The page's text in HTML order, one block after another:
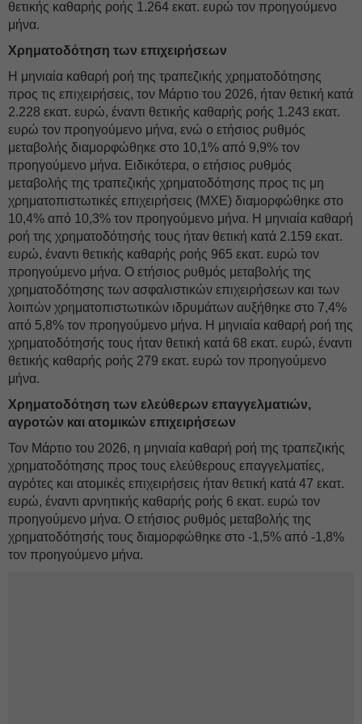
θετικής καθαρής ροής 1.264 εκατ. ευρώ τον προηγούμενο
μήνα.
Χρηματοδότηση των επιχειρήσεων
Η μηνιαία καθαρή ροή της τραπεζικής χρηματοδότησης
προς τις επιχειρήσεις, τον Μάρτιο του 2026, ήταν θετική κατά
2.228 εκατ. ευρώ, έναντι θετικής καθαρής ροής 1.243 εκατ.
ευρώ τον προηγούμενο μήνα, ενώ ο ετήσιος ρυθμός
μεταβολής διαμορφώθηκε στο 10,1% από 9,9% τον
προηγούμενο μήνα. Ειδικότερα, ο ετήσιος ρυθμός
μεταβολής της τραπεζικής χρηματοδότησης προς τις μη
χρηματοπιστωτικές επιχειρήσεις (ΜΧΕ) διαμορφώθηκε στο
10,4% από 10,3% τον προηγούμενο μήνα. Η μηνιαία καθαρή
ροή της χρηματοδότησής τους ήταν θετική κατά 2.159 εκατ.
ευρώ, έναντι θετικής καθαρής ροής 965 εκατ. ευρώ τον
προηγούμενο μήνα. Ο ετήσιος ρυθμός μεταβολής της
χρηματοδότησης των ασφαλιστικών επιχειρήσεων και των
λοιπών χρηματοπιστωτικών ιδρυμάτων αυξήθηκε στο 7,4%
από 5,8% τον προηγούμενο μήνα. Η μηνιαία καθαρή ροή της
χρηματοδότησής τους ήταν θετική κατά 68 εκατ. ευρώ, έναντι
θετικής καθαρής ροής 279 εκατ. ευρώ τον προηγούμενο
μήνα.
Χρηματοδότηση των ελεύθερων επαγγελματιών,
αγροτών και ατομικών επιχειρήσεων
Τον Μάρτιο του 2026, η μηνιαία καθαρή ροή της τραπεζικής
χρηματοδότησης προς τους ελεύθερους επαγγελματίες,
αγρότες και ατομικές επιχειρήσεις ήταν θετική κατά 47 εκατ.
ευρώ, έναντι αρνητικής καθαρής ροής 6 εκατ. ευρώ τον
προηγούμενο μήνα. Ο ετήσιος ρυθμός μεταβολής της
χρηματοδότησής τους διαμορφώθηκε στο -1,5% από -1,8%
τον προηγούμενο μήνα.